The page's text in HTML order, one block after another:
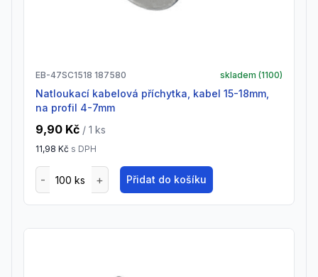
EB-47SC1518 187580 skladem (1100)
Natloukací kabelová příchytka, kabel 15-18mm,
na profil 4-7mm
9,90 Kč / 1 ks
11,98 Kč s DPH
Přidat do košíku